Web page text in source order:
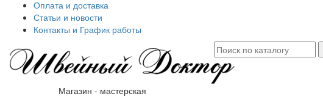
Оплата и доставка
Статьи и новости
Контакты и График работы
Магазин - мастерская